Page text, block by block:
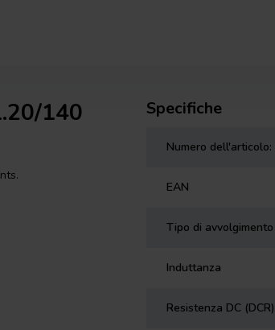
140
Specifiche
Numero dell'articolo:
EAN
Tipo di avvolgimento
Induttanza
Resistenza DC (DCR)